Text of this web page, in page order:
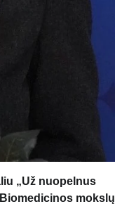
„Už nuopelnus
mokslų